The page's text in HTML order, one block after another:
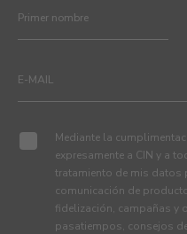
Mediante la
expresamente a CIN y a
tratamiento de mis datos
comunicación de
fidelización, campañas y
pasatiempos, consejos